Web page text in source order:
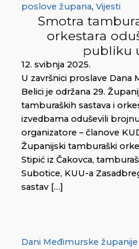
poslove župana, Vijesti
Smotra
orkestara
publiku
12. svibnja 2025.
U završnici proslave Dana
Belici je održana 29.
tamburaških sastava i
izvedbama oduševili
organizatore – članove
Županijski tamburaški
Stipić iz Čakovca,
Subotice, KUU-a
sastav […]
Dani Međimurske županije